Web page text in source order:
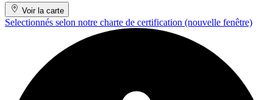
Voir la carte
Selectionnés selon notre charte de certification (nouvelle fenêtre)